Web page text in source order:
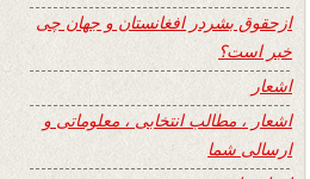
ازحقوق بشردر افغانستان و جهان چی
خبر است؟
اشعار
اشعار ، مطالب انتخابی ، معلوماتی و
ارسالی شما